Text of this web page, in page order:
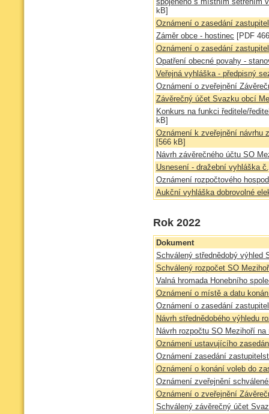
kB]
Oznámení o zasedání
Záměr obce - hostinec [PDF
Oznámení o zasedání
Opatření obecné povahy -
Veřejná vyhláška - předpisný
Oznámení o zveřejnění
Závěrečný účet Svazku obcí
Konkurs na funkci ředitele/
kB]
Oznámení k zveřejnění návrhu
[566 kB]
Návrh závěrečného účtu SO
Usnesení - dražební vyhláška
Oznámení rozpočtového
Aukční vyhláška dobrovolné
Rok 2022
Dokument
Schválený střednědobý výhled
Schválený rozpočet SO
Valná hromada Honebního
Oznámení o místě a datu
Oznámení o zasedání
Návrh střednědobého výhledu
Návrh rozpočtu SO Mezihoří na
Oznámení ustavujícího
Oznámení zasedání
Oznámení o konání voleb do
Oznámení zveřejnění
Oznámení o zveřejnění
Schválený závěrečný účet